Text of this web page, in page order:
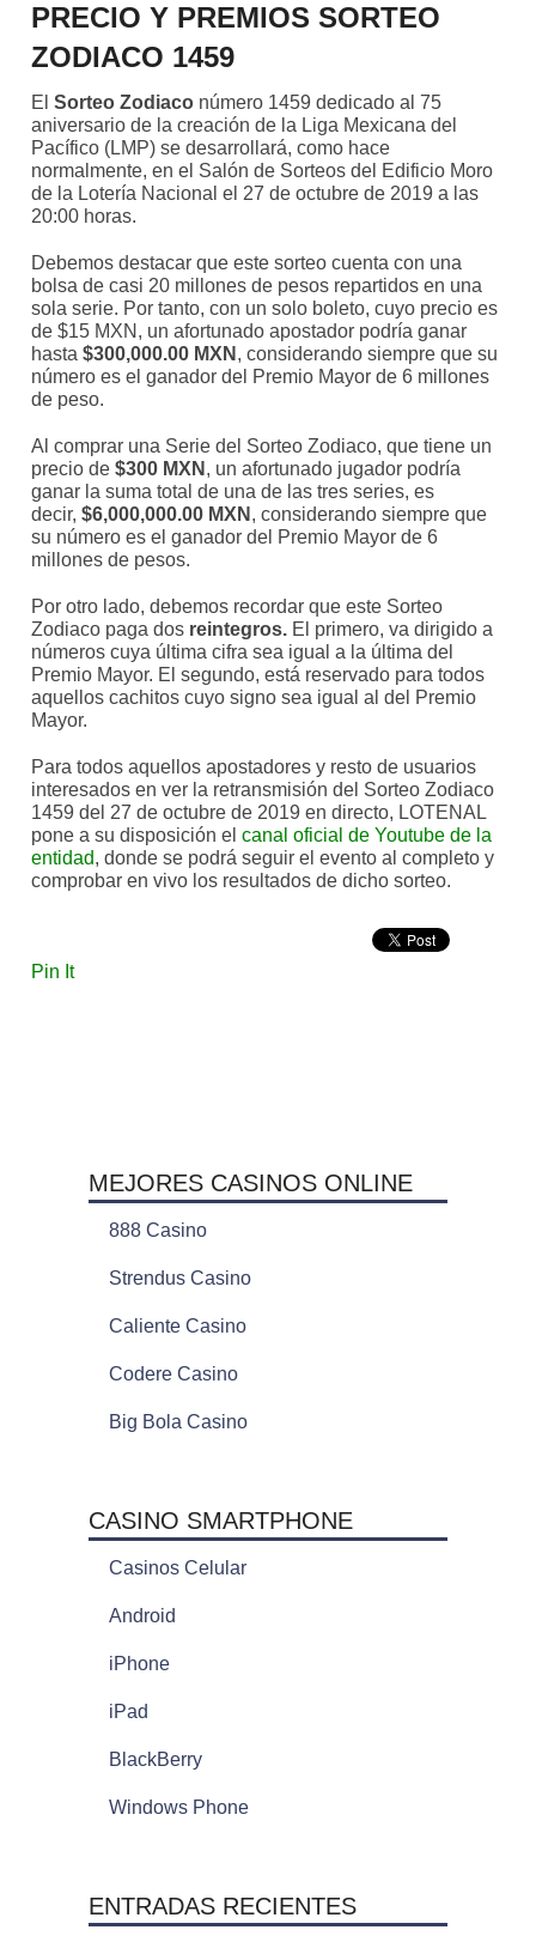
PRECIO Y PREMIOS SORTEO
ZODIACO 1459
ElSorteo Zodiaco número 1459 dedicado al 75
aniversario de la creación de la Liga Mexicana del
Pacífico (LMP) se desarrollará, como hace
normalmente, en el Salón de Sorteos del Edificio Moro
de la Lotería Nacional el 27 de octubre de 2019 a las
20:00 horas.
Debemos destacar que este sorteo cuenta con una
bolsa de casi 20 millones de pesos repartidos en una
sola serie. Por tanto, con un solo boleto, cuyo precio es
de $15 MXN, un afortunado apostador podría ganar
hasta$300,000.00 MXN , considerando siempre que su
número es el ganador del Premio Mayor de 6 millones
de peso.
Al comprar una Serie del Sorteo Zodiaco, que tiene un
precio de$300 MXN , un afortunado jugador podría
ganar la suma total de una de las tres series, es
decir,$6,000,000.00 MXN , considerando siempre que
su número es el ganador del Premio Mayor de 6
millones de pesos.
Por otro lado, debemos recordar que este Sorteo
Zodiaco paga dos reintegros. El primero, va dirigido a
números cuya última cifra sea igual a la última del
Premio Mayor. El segundo, está reservado para todos
aquellos cachitos cuyo signo sea igual al del Premio
Mayor.
Para todos aquellos apostadores y resto de usuarios
interesados en ver la retransmisión del Sorteo Zodiaco
1459 del 27 de octubre de 2019 en directo, LOTENAL
pone a su disposición elcanal oficial de Youtube de la
entidad, donde se podrá seguir el evento al completo y
comprobar en vivo los resultados de dicho sorteo.
Pin It
MEJORES CASINOS ONLINE
888 Casino
Strendus Casino
Caliente Casino
Codere Casino
Big Bola Casino
CASINO SMARTPHONE
Casinos Celular
Android
iPhone
iPad
BlackBerry
Windows Phone
ENTRADAS RECIENTES